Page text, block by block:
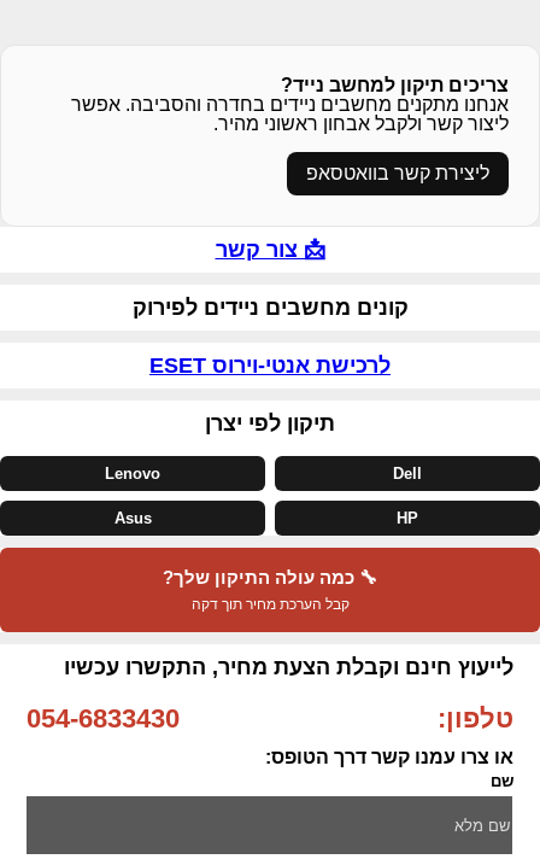
צריכים תיקון למחשב נייד?
אנחנו מתקנים מחשבים ניידים בחדרה והסביבה. אפשר
ליצור קשר ולקבל אבחון ראשוני מהיר.
ליצירת קשר בוואטסאפ
📩 צור קשר
קונים מחשבים ניידים לפירוק
לרכישת אנטי-וירוס ESET
תיקון לפי יצרן
Dell
Lenovo
HP
Asus
🔧 כמה עולה התיקון שלך?
קבל הערכת מחיר תוך דקה
לייעוץ חינם וקבלת הצעת מחיר, התקשרו עכשיו
טלפון: 054-6833430
או צרו עמנו קשר דרך הטופס:
שם